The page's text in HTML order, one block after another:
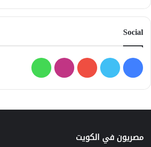
Social
فيسبوك
تويتر يوتيوبانستقرامواتساب
مصريون في الكويت